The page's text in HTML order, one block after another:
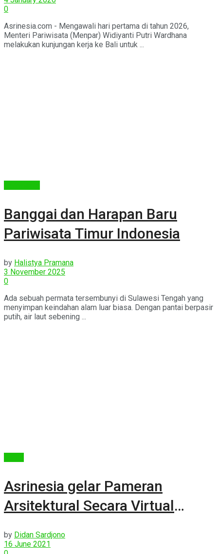
0
Asrinesia.com - Mengawali hari pertama di tahun 2026,
Menteri Pariwisata (Menpar) Widiyanti Putri Wardhana
melakukan kunjungan kerja ke Bali untuk ...
Banggai dan Harapan Baru
Pariwisata Timur Indonesia
by Halistya Pramana
3 November 2025
0
Ada sebuah permata tersembunyi di Sulawesi Tengah yang
menyimpan keindahan alam luar biasa. Dengan pantai berpasir
putih, air laut sebening ...
Asrinesia gelar Pameran
Arsitektural Secara Virtual
by Didan Sardjono
16 June 2021